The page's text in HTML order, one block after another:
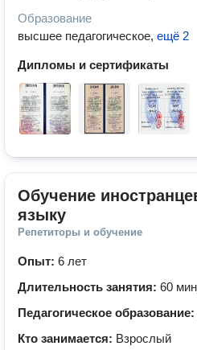
Образование
высшее педагогическое, ещё 2
Дипломы и сертификаты
Обучение
языку
Репетиторы и обучение
Опыт: 6 лет
Длительность занятия: 60
Педагогическое образование:
Кто занимается: Взрослый